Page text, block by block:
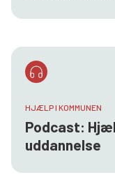
HJÆLP I KOMMUNEN
Podcast:
uddannelse